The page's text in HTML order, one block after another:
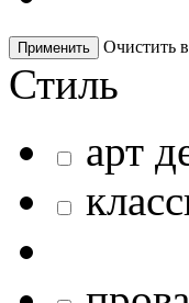
Применить Очистить
Стиль
арт